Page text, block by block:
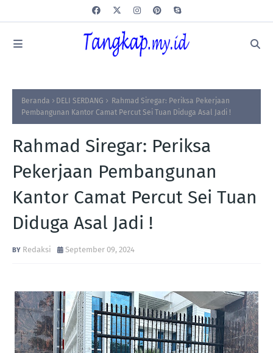
Beranda DELI SERDANG
Rahmad Siregar: Periksa Pekerjaan
Pembangunan Kantor Camat Percut Sei Tuan Diduga Asal Jadi !
Rahmad Siregar: Periksa
Pekerjaan Pembangunan
Kantor Camat Percut Sei Tuan
Diduga Asal Jadi !
Redaksi September 09, 2024